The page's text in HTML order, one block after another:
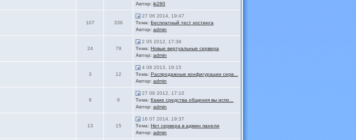
Автор: ik280
107 336
27 06 2014, 19:47
Тема: Бесплатный тест хостинга
Автор: admin
24 79
2 05 2012, 17:36
Тема: Новые виртуальные сервера
Автор: admin
3 12
4 08 2013, 19:15
Тема: Распродажные конфигурации серв...
Автор: admin
9 6
27 08 2012, 17:10
Тема: Какие средства общения вы испо...
Автор: admin
13 15
16 07 2014, 19:37
Тема: Нет сервера в админ панели
Автор: admin